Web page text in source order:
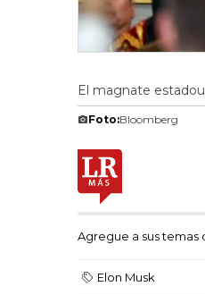
El magnate
Foto:Bloomberg
Agregue a sus temas
Elon Musk